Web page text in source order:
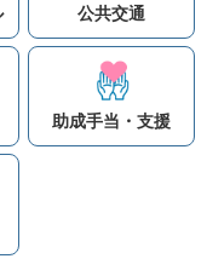
公共交通
助成手当・支援
リンク集
権と免責事項につ